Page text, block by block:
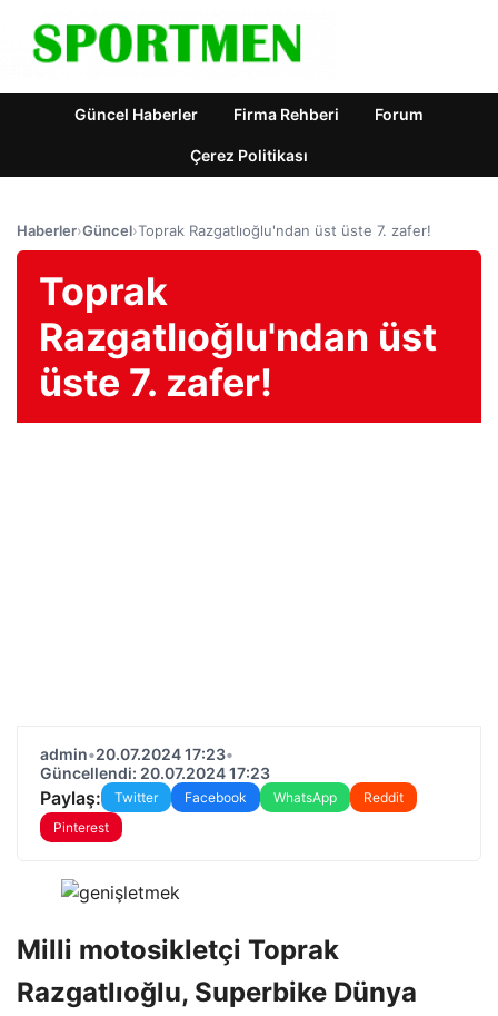
Güncel Haberler Firma Rehberi Forum
Çerez Politikası
Haberler›Güncel›Toprak Razgatlıoğlu'ndan üst üste 7. zafer!
Toprak
Razgatlıoğlu'ndan üst
üste 7. zafer!
admin•20.07.2024 17:23•
Güncellendi: 20.07.2024 17:23
Paylaş: Twitter Facebook WhatsApp
Reddit
Pinterest
Milli motosikletçi Toprak
Razgatlıoğlu, Superbike Dünya